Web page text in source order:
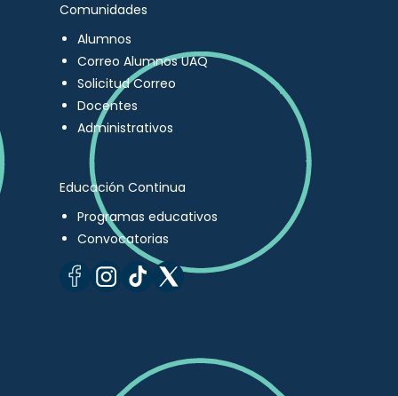
Comunidades
Alumnos
Correo Alumnos UAQ
Solicitud Correo
Docentes
Administrativos
Educación Continua
Programas educativos
Convocatorias